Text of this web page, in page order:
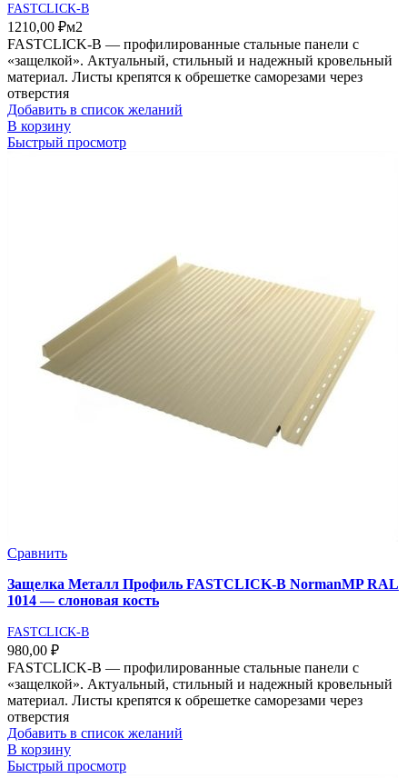
FASTCLICK-B
1210,00 ₽м2
FASTCLICK-В — профилированные стальные панели с
«защелкой». Актуальный, стильный и надежный кровельный
материал. Листы крепятся к обрешетке саморезами через
отверстия
Добавить в список желаний
В корзину
Быстрый просмотр
Сравнить
Защелка Металл Профиль FASTCLICK-В NormanMP RAL
1014 — слоновая кость
FASTCLICK-B
980,00 ₽
FASTCLICK-В — профилированные стальные панели с
«защелкой». Актуальный, стильный и надежный кровельный
материал. Листы крепятся к обрешетке саморезами через
отверстия
Добавить в список желаний
В корзину
Быстрый просмотр